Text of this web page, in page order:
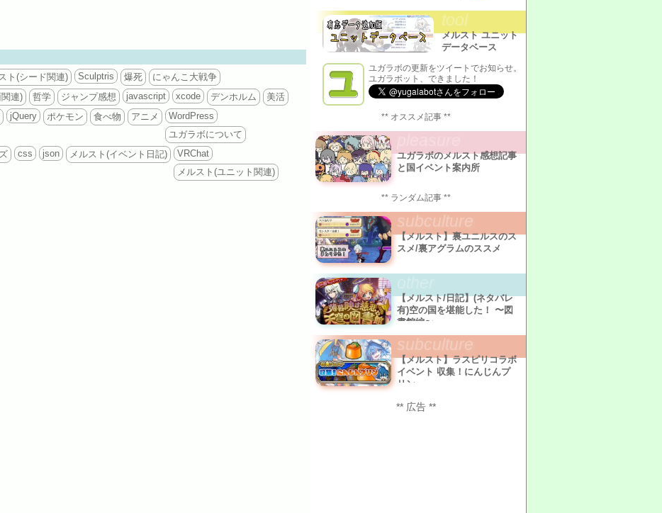
ト(シード関連) Sculptris 爆死
にゃんこ大戦争
連) 哲学 ジャンプ感想 javascript xcode デンホルム
美活
jQuery ポケモン 食べ物 アニメ
WordPress
ユガラボについて
css json メルスト(イベント日記)
VRChat
メルスト(ユニット関連)
内
検
索:
tool
メルスト ユニット
データベース
ユガラボの更新をツイートでお知らせ。
ユガラボット、できました！
** オススメ記事 **
ユガラボのメルスト感想記事
と国イベント案内所
** ランダム記事 **
subculture
【メルスト】裏ユニルスのス
スメ/裏アグラムのススメ
【メルスト/日記】(ネタバレ
有)空の国を堪能した！ 〜図
書館編〜
subculture
【メルスト】ラスピリコラボ
イベント 収集！にんじんプ
リン
** 広告 **